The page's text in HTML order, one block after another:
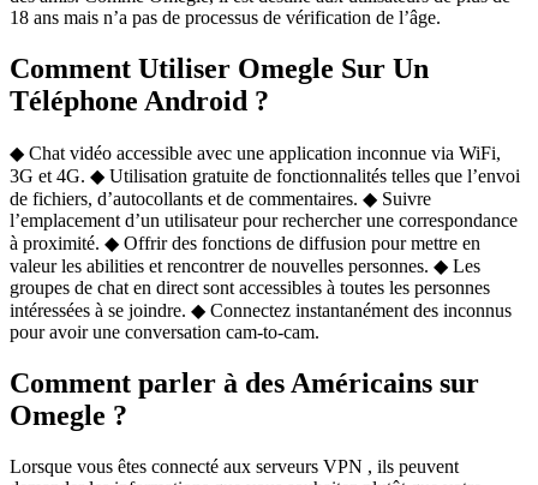
18 ans mais n’a pas de processus de vérification de l’âge.
Comment Utiliser Omegle Sur Un
Téléphone Android ?
◆ Chat vidéo accessible avec une application inconnue via WiFi,
3G et 4G. ◆ Utilisation gratuite de fonctionnalités telles que l’envoi
de fichiers, d’autocollants et de commentaires. ◆ Suivre
l’emplacement d’un utilisateur pour rechercher une correspondance
à proximité. ◆ Offrir des fonctions de diffusion pour mettre en
valeur les abilities et rencontrer de nouvelles personnes. ◆ Les
groupes de chat en direct sont accessibles à toutes les personnes
intéressées à se joindre. ◆ Connectez instantanément des inconnus
pour avoir une conversation cam-to-cam.
Comment parler à des Américains sur
Omegle ?
Lorsque vous êtes connecté aux serveurs VPN , ils peuvent